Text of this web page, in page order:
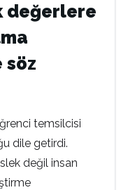
değerlere
söz
temsilcisi
dile getirdi.
değil insan